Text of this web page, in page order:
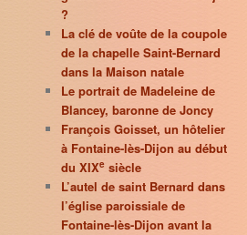
?
La clé de voûte de la coupole
de la chapelle Saint-Bernard
dans la Maison natale
Le portrait de Madeleine de
Blancey, baronne de Joncy
François Goisset, un hôtelier
à Fontaine-lès-Dijon au début
du XIXe siècle
L’autel de saint Bernard dans
l’église paroissiale de
Fontaine-lès-Dijon avant la